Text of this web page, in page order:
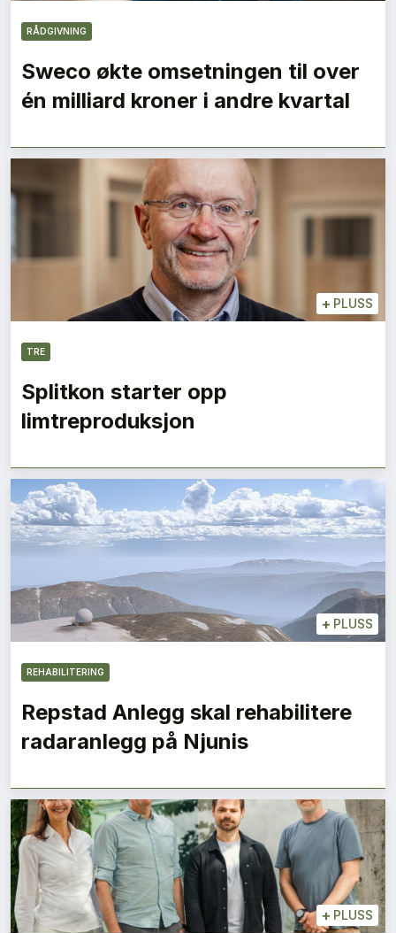
RÅDGIVNING
Sweco økte omsetningen til over
én milliard kroner i andre kvartal
+ PLUSS
TRE
Splitkon starter opp
limtreproduksjon
+ PLUSS
REHABILITERING
Repstad Anlegg skal rehabilitere
radaranlegg på Njunis
+ PLUSS